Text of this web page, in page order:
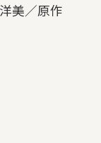
美／原作